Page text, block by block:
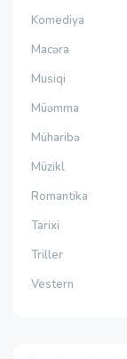
Komediya
Macəra
Musiqi
Müəmma
Müharibə
Müzikl
Romantika
Tarixi
Triller
Vestern